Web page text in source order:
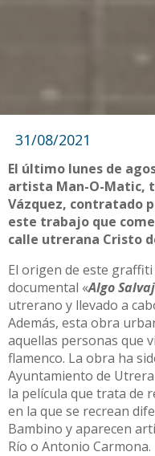
31/08/2021
El último lunes de
artista Man-O-Matic,
Vázquez, contratado
este trabajo que
calle utrerana Cristo
El origen de este
documental «Algo
utrerano y llevado a
Además, esta obra
aquellas personas que
flamenco. La obra ha
Ayuntamiento de
la película que trata de
en la que se recrean
Bambino y aparecen
Río o Antonio Carmona.